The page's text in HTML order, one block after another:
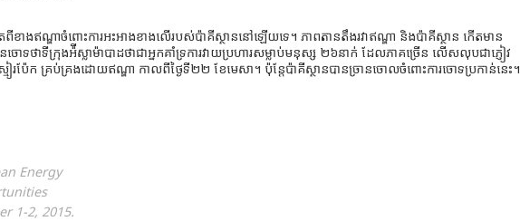
ពីខាងឥណ្ឌាចំពោះការអះអាងខាងលើរបស់ប៉ាគីស្ថាននៅឡើយទេ។ ភាពតានតឹងរវាឥណ្ឌា និងប៉ាគីស្ថាន កើតមាន
ោទថាទីក្រុងអ៉ីស្លាម៉ាបាដថាជាអ្នកគាំទ្រការវាយប្រហារសម្លាប់មនុស្ស ២៦នាក់ ដែលភាគច្រើន លើសលុបជាភ្ញៀវ
រប៉ែក គ្រប់គ្រងដោយឥណ្ឌា កាលពីថ្ងៃទី២២ ខែមេសា។ ប៉ុន្តែប៉ាគីស្ថានបានច្រានចោលចំពោះការចោទប្រកាន់នេះ។
Energy
1-2, 2015.